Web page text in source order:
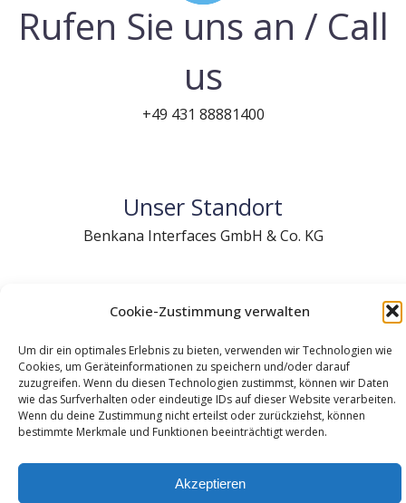
Cookie-Zustimmung verwalten
Um dir ein optimales Erlebnis zu bieten, verwenden wir Technologien wie
Cookies, um Geräteinformationen zu speichern und/oder darauf
zuzugreifen. Wenn du diesen Technologien zustimmst, können wir Daten
wie das Surfverhalten oder eindeutige IDs auf dieser Website verarbeiten.
Wenn du deine Zustimmung nicht erteilst oder zurückziehst, können
bestimmte Merkmale und Funktionen beeinträchtigt werden.
Akzeptieren
Rufen Sie uns an / Call
us
+49 431 88881400
Unser Standort
Benkana Interfaces GmbH & Co. KG
Fraunhoferstr.13
24118 Kiel